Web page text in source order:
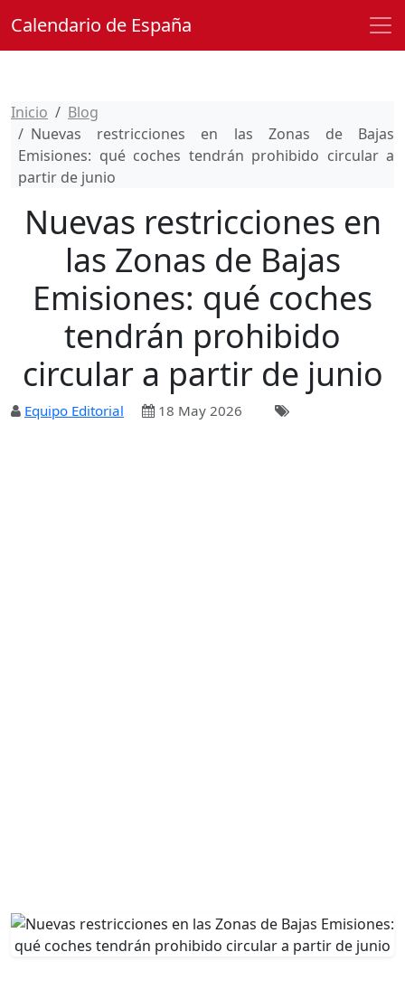
Calendario de España
Inicio
Blog
Nuevas restricciones en las Zonas de Bajas
Emisiones: qué coches tendrán prohibido circular a
partir de junio
Nuevas restricciones en
las Zonas de Bajas
Emisiones: qué coches
tendrán prohibido
circular a partir de junio
Equipo Editorial 18 May 2026